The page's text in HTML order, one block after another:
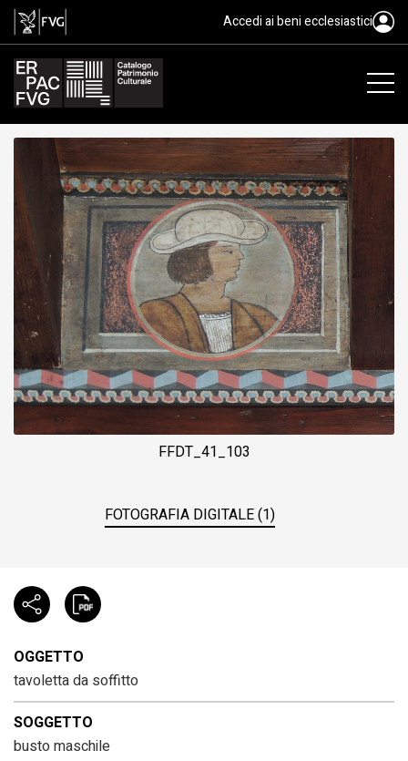
tavoletta da soffitto, ambito
Accedi ai beni ecclesiastici
FFDT_41_103
FOTOGRAFIA DIGITALE (1)
OGGETTO
tavoletta da soffitto
SOGGETTO
busto maschile